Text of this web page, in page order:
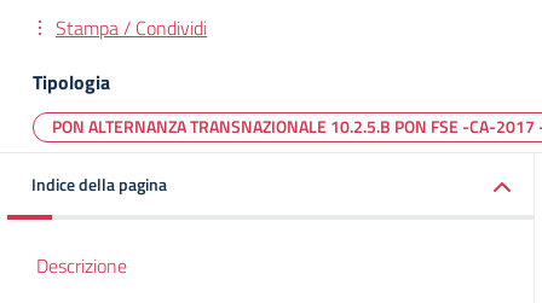
Stampa / Condividi
Tipologia
PON ALTERNANZA TRANSNAZIONALE 10.2.5.B PON FSE -CA-
Indice della pagina
Descrizione